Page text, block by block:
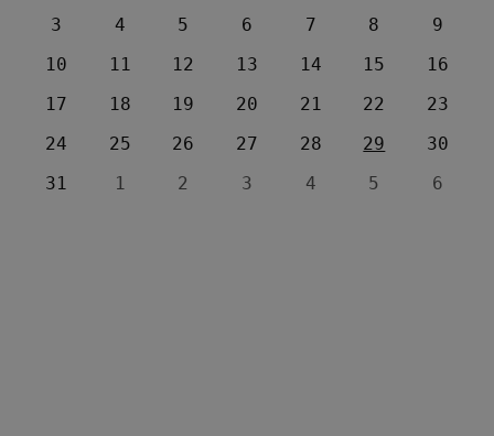
3
4 5 6 7 8
9
10
11 12 13 14 15
16
17
18 19 20 21 22
23
24
25 26 27 28 29
30
31
1 2 3 4 5 6